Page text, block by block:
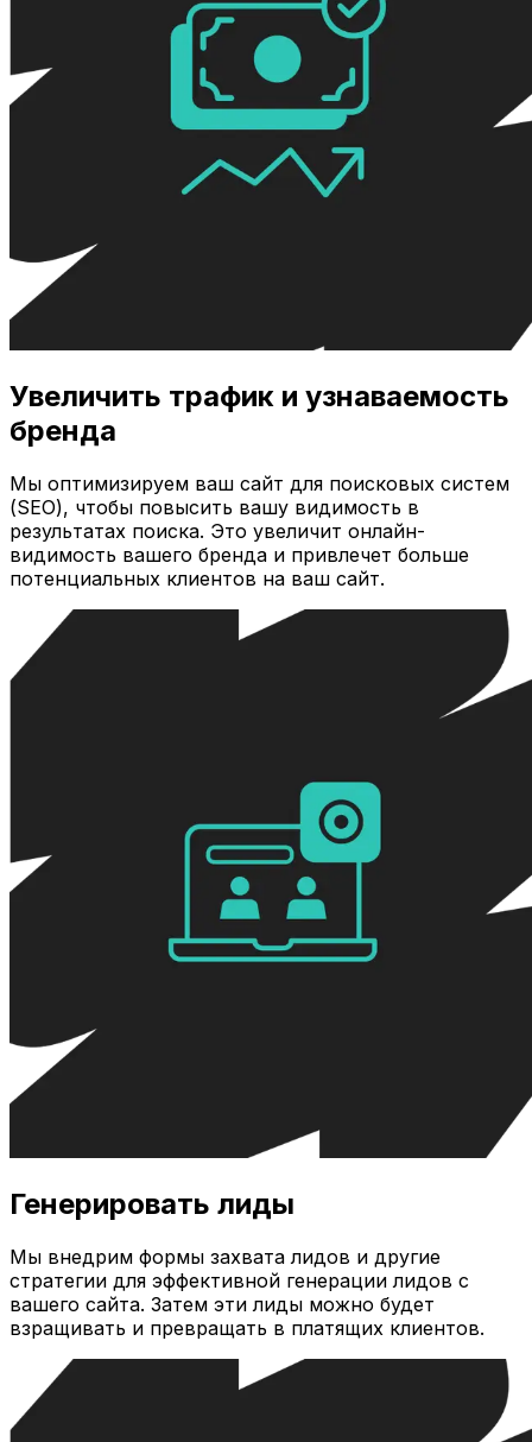
Увеличить трафик и узнаваемость
бренда
Мы оптимизируем ваш сайт для поисковых систем
(SEO), чтобы повысить вашу видимость в
результатах поиска. Это увеличит онлайн-
видимость вашего бренда и привлечет больше
потенциальных клиентов на ваш сайт.
Генерировать лиды
Мы внедрим формы захвата лидов и другие
стратегии для эффективной генерации лидов с
вашего сайта. Затем эти лиды можно будет
взращивать и превращать в платящих клиентов.